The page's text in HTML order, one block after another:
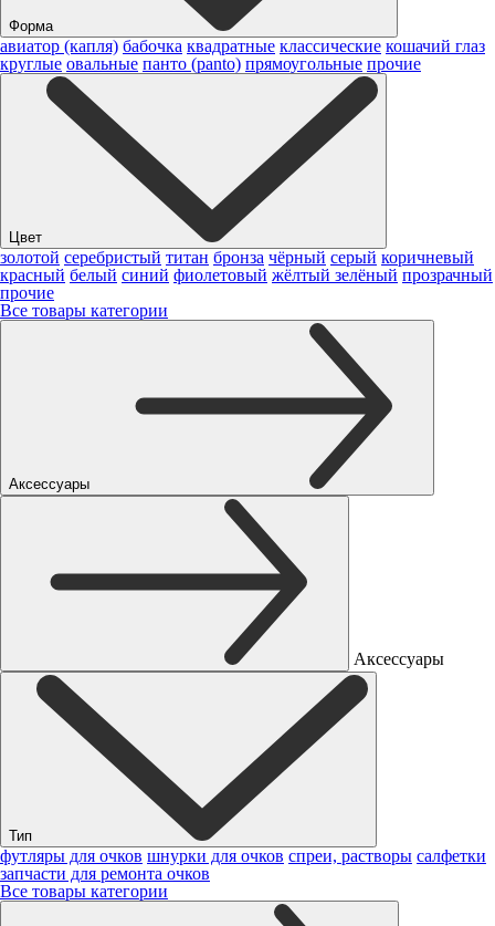
Форма
авиатор (капля) бабочка квадратные классические кошачий глаз
круглые овальные панто (panto) прямоугольные прочие
Цвет
золотой серебристый титан бронза чёрный серый коричневый
красный белый синий фиолетовый жёлтый зелёный прозрачный
прочие
Все товары категории
Аксессуары
Аксессуары
Тип
футляры для очков шнурки для очков спреи, растворы салфетки
запчасти для ремонта очков
Все товары категории